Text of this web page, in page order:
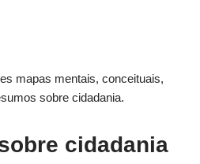
mapas mentais, conceituais,
sobre cidadania.
cidadania